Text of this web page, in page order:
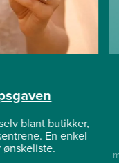
blant butikker,
En enkel
ønskeliste.